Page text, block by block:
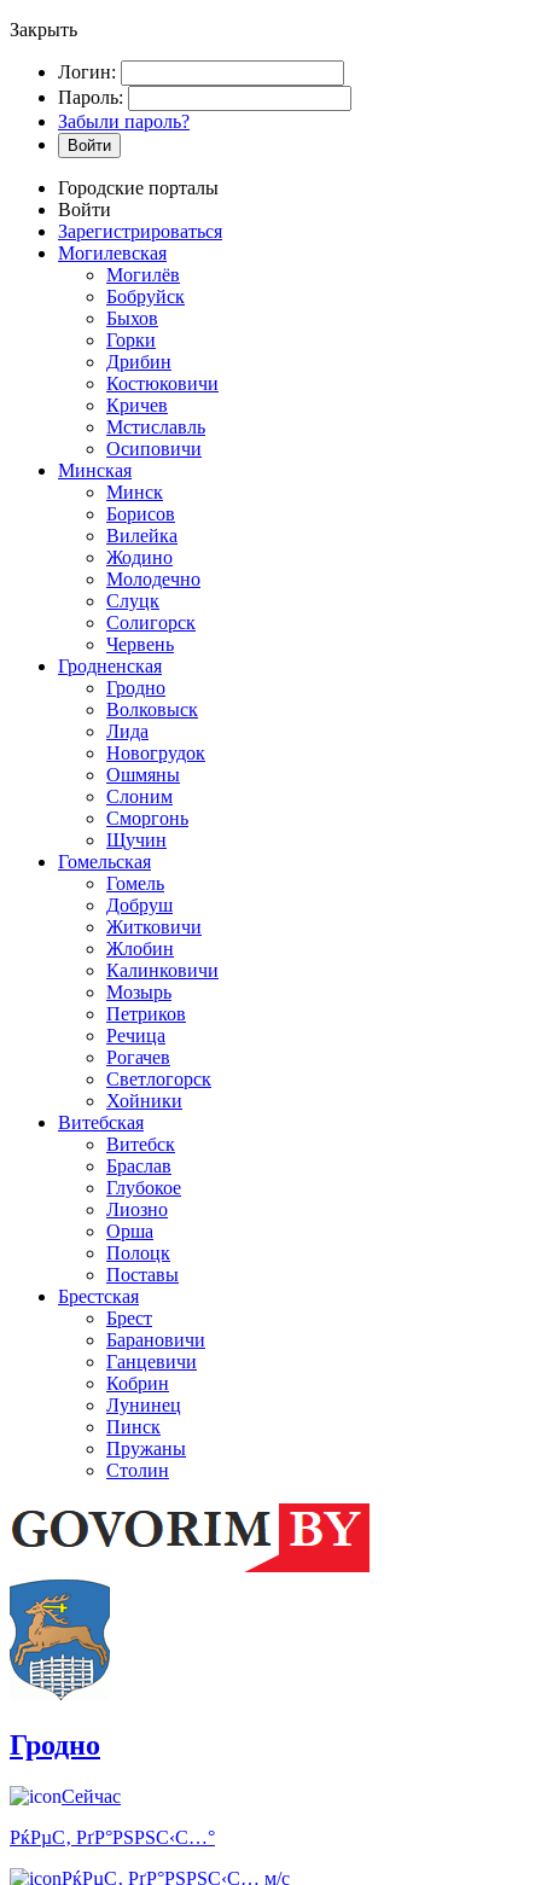
Закрыть
Логин:
Пароль:
Забыли пароль?
Войти
Городские порталы
Войти
Зарегистрироваться
Могилевская
Могилёв
Бобруйск
Быхов
Горки
Дрибин
Костюковичи
Кричев
Мстиславль
Осиповичи
Минская
Минск
Борисов
Вилейка
Жодино
Молодечно
Слуцк
Солигорск
Червень
Гродненская
Гродно
Волковыск
Лида
Новогрудок
Ошмяны
Слоним
Сморгонь
Щучин
Гомельская
Гомель
Добруш
Житковичи
Жлобин
Калинковичи
Мозырь
Петриков
Речица
Рогачев
Светлогорск
Хойники
Витебская
Витебск
Браслав
Глубокое
Лиозно
Орша
Полоцк
Поставы
Брестская
Брест
Барановичи
Ганцевичи
Кобрин
Лунинец
Пинск
Пружаны
Столин
Гродно
Сейчас
РќРµС‚ РґР°РЅРЅС‹С…°
РќРµС‚ РґР°РЅРЅС‹С… м/с